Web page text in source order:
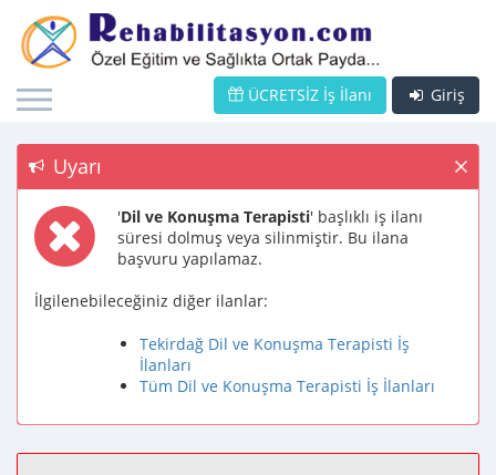
Giriş
ÜCRETSİZ İş İlanı
Uyarı
'Dil ve Konuşma Terapisti' başlıklı iş ilanı
süresi dolmuş veya silinmiştir. Bu ilana
başvuru yapılamaz.
İlgilenebileceğiniz diğer ilanlar:
Tekirdağ Dil ve Konuşma Terapisti İş
İlanları
Tüm Dil ve Konuşma Terapisti İş İlanları